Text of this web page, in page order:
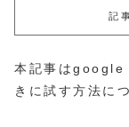
記
本記事はgoogle
きに試す方法に